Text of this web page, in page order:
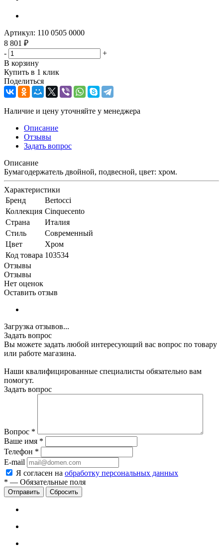
Артикул: 110 0505 0000
8 801 ₽
-
+
В корзину
Купить в 1 клик
Поделиться
Наличие и цену уточняйте у менеджера
Описание
Отзывы
Задать вопрос
Описание
Бумагодержатель двойной, подвесной, цвет: хром.
Характеристики
Бренд
Bertocci
Коллекция Cinquecento
Страна
Италия
Стиль
Современный
Цвет
Хром
Код товара 103534
Отзывы
Отзывы
Нет оценок
Оставить отзыв
Загрузка отзывов...
Задать вопрос
Вы можете задать любой интересующий вас вопрос по товару
или работе магазина.
Наши квалифицированные специалисты обязательно вам
помогут.
Задать вопрос
Вопрос *
Ваше имя *
Телефон *
E-mail
Я согласен на обработку персональных данных
* — Обязательные поля
Сбросить